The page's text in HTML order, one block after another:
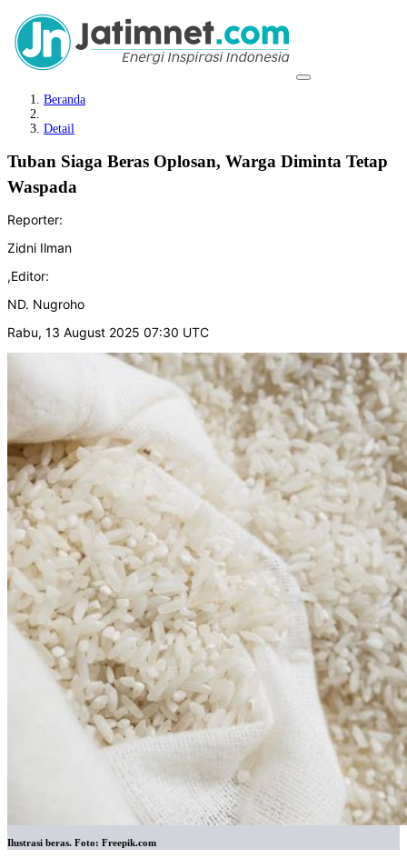
Beranda
Detail
Tuban Siaga Beras Oplosan, Warga Diminta Tetap
Waspada
Reporter:
Zidni Ilman
,Editor:
ND. Nugroho
Rabu, 13 August 2025 07:30 UTC
Ilustrasi beras. Foto: Freepik.com